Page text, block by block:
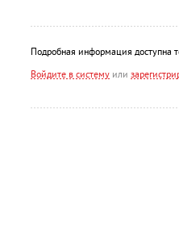
Подробная информация доступна
Войдите в систему или